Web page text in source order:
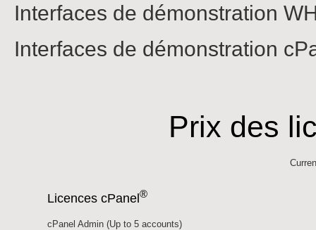
Interfaces de démonstration
Interfaces de démonstration
Prix des
Licences cPanel®
cPanel Admin (Up to 5 accounts)